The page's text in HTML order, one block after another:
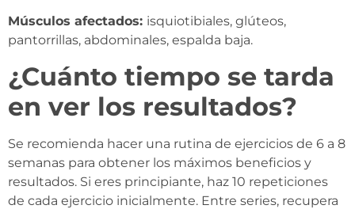
Músculos afectados: isquiotibiales, glúteos,
pantorrillas, abdominales, espalda baja.
¿Cuánto tiempo se tarda
en ver los resultados?
Se recomienda hacer una rutina de ejercicios de 6 a 8
semanas para obtener los máximos beneficios y
resultados. Si eres principiante, haz 10 repeticiones
de cada ejercicio inicialmente. Entre series, recupera